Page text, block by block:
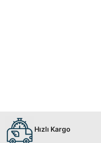
Hızlı Kargo